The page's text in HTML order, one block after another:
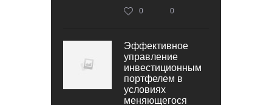
0 0
Эффективное
управление
инвестиционным
портфелем в
условиях
меняющегося